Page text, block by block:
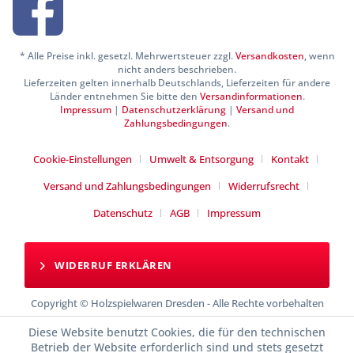
* Alle Preise inkl. gesetzl. Mehrwertsteuer zzgl.Versandkosten, wenn
nicht anders beschrieben.
Lieferzeiten gelten innerhalb Deutschlands, Lieferzeiten für andere
Länder entnehmen Sie bitte den Versandinformationen.
Impressum | Datenschutzerklärung | Versand und
Zahlungsbedingungen.
Cookie-Einstellungen Umwelt & Entsorgung
Kontakt
Versand und Zahlungsbedingungen
Widerrufsrecht
Datenschutz
AGB Impressum
WIDERRUF ERKLÄREN
Copyright © Holzspielwaren Dresden - Alle Rechte vorbehalten
Diese Website benutzt Cookies, die für den technischen
Betrieb der Website erforderlich sind und stets gesetzt